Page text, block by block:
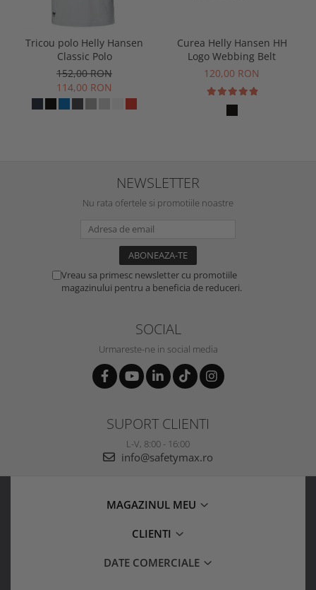
Tricou polo Helly Hansen
Classic Polo
152,00 RON
114,00 RON
Curea Helly Hansen HH
Logo Webbing Belt
120,00 RON
NEWSLETTER
Nu rata ofertele si promotiile noastre
Vreau sa primesc newsletter cu promotiile
magazinului pentru a beneficia de reduceri.
SOCIAL
Urmareste-ne in social media
SUPORT CLIENTI
L-V, 8:00 - 16:00
info@safetymax.ro
MAGAZINUL MEU
CLIENTI
DATE COMERCIALE